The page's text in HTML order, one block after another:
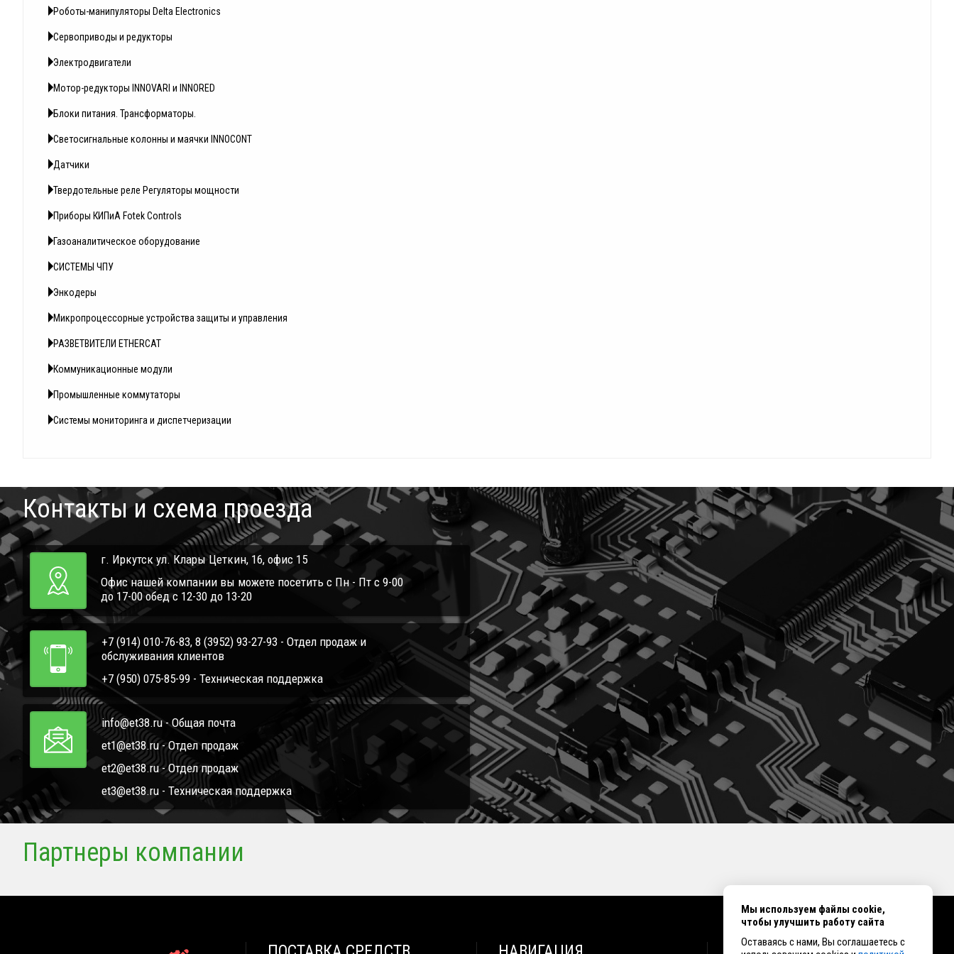
Роботы-манипуляторы Delta Electronics
Сервоприводы и редукторы
Электродвигатели
Мотор-редукторы INNOVARI и INNORED
Блоки питания. Трансформаторы.
Светосигнальные колонны и маячки INNOCONT
Датчики
Твердотельные реле Регуляторы мощности
Приборы КИПиА Fotek Controls
Газоаналитическое оборудование
СИСТЕМЫ ЧПУ
Энкодеры
Микропроцессорные устройства защиты и управления
РАЗВЕТВИТЕЛИ ETHERCAT
Коммуникационные модули
Промышленные коммутаторы
Системы мониторинга и диспетчеризации
Контакты и схема проезда
г. Иркутск ул. Клары Цеткин, 16, офис 15
Офис нашей компании вы можете посетить с Пн - Пт с 9-00
до 17-00 обед с 12-30 до 13-20
+7 (914) 010-76-83, 8 (3952) 93-27-93 - Отдел продаж и
обслуживания клиентов
+7 (950) 075-85-99 - Техническая поддержка
info@et38.ru - Общая почта
et1@et38.ru - Отдел продаж
et2@et38.ru - Отдел продаж
et3@et38.ru - Техническая поддержка
Партнеры компании
Мы используем файлы cookie,
чтобы улучшить работу сайта
Оставаясь с нами, Вы соглашаетесь с